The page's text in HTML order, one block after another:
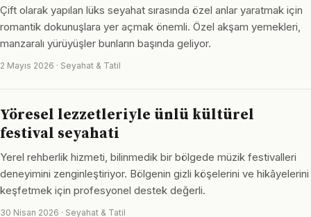
Çift olarak yapılan lüks seyahat sırasında özel anlar yaratmak için
romantik dokunuşlara yer açmak önemli. Özel akşam yemekleri,
manzaralı yürüyüşler bunların başında geliyor.
2 Mayıs 2026 · Seyahat & Tatil
Yöresel lezzetleriyle ünlü kültürel
festival seyahati
Yerel rehberlik hizmeti, bilinmedik bir bölgede müzik festivalleri
deneyimini zenginleştiriyor. Bölgenin gizli köşelerini ve hikâyelerini
keşfetmek için profesyonel destek değerli.
30 Nisan 2026 · Seyahat & Tatil